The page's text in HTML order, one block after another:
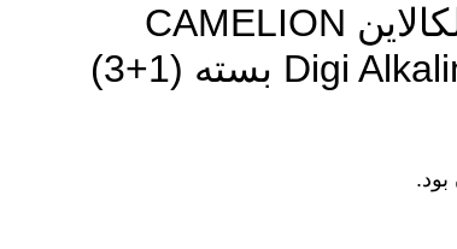
باتری نیم قلم کملیون آلکالاین CAMELION
Digi Alkaline LR03-BP4DG AAA بسته (1+3)